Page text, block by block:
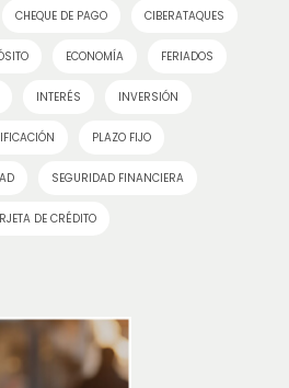
CHEQUE DE PAGO CIBERATAQUES
ECONOMÍA FERIADOS
INTERÉS INVERSIÓN
PLAZO FIJO
SEGURIDAD FINANCIERA
DE CRÉDITO